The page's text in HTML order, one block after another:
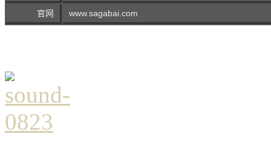
官网 www.sagabai.com